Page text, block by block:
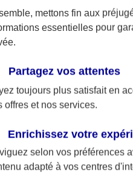
mettons fin aux
essentielles pour
Partagez vos attentes
toujours plus satisfait en
offres et nos services.
Enrichissez votre
selon vos préférences
adapté à vos centres